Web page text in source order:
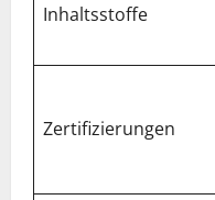
Inhaltsstoffe
Zertifizierungen